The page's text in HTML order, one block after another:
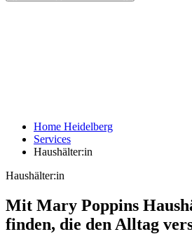
Home Heidelberg
Services
Haushälter:in
Haushälter:in
Mit Mary Poppins
finden, die den Alltag